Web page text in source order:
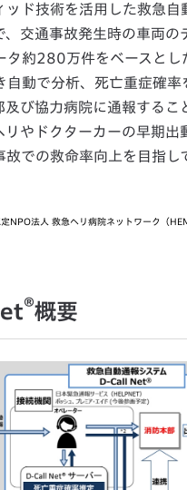
ッド技術を活用した救急自
、交通事故発生時の車両の
タ約280万件をベースとし
自動で分析、死亡重症確率
及び協力病院に通報するこ
リやドクターカーの早期出
故での救命率向上を目指し
定NPO法人 救急ヘリ病院ネットワーク（
®概要